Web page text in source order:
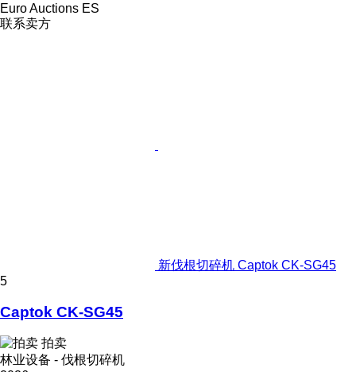
Euro Auctions ES
联系卖方
新伐根切碎机 Captok CK-SG45
5
Captok CK-SG45
拍卖
林业设备 - 伐根切碎机